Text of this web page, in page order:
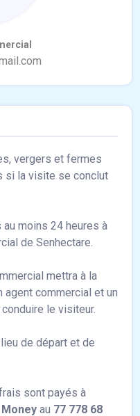
vergers et fermes
si la visite se conclut
moins 24 heures à
de Senhectare.
mettra à la
commercial et un
le visiteur.
de départ et de
sont payés à
au 77 778 68